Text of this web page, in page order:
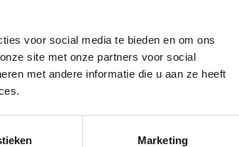
voor social media te bieden en om ons
site met onze partners voor social
met andere informatie die u aan ze heeft
Marketing
XS 1 lade /
Tower Living opbergkast Amalfi